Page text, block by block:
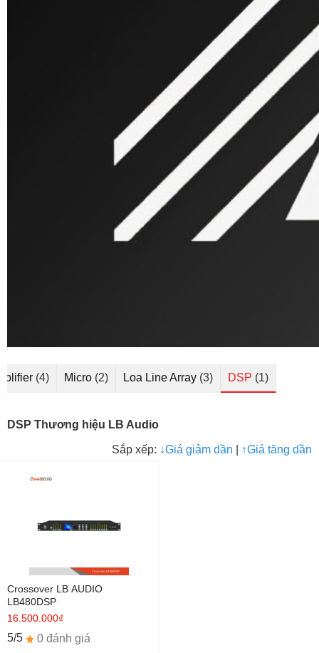
(4) Micro (2) Loa Line Array (3) DSP (1)
DSP Thương hiệu LB Audio
Sắp xếp: ↓Giá giảm dần ↑Giá tăng dần
Crossover LB AUDIO
LB480DSP
16.500.000₫
5/5 0 đánh giá